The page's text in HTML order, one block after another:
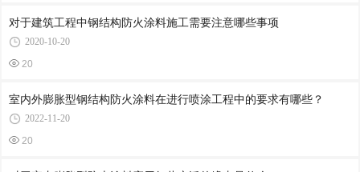
对于建筑工程中钢结构防火涂料施工需要注意哪些事项
2020-10-20
20
室内外膨胀型钢结构防火涂料在进行喷涂工程中的要求有哪些？
2022-11-20
20